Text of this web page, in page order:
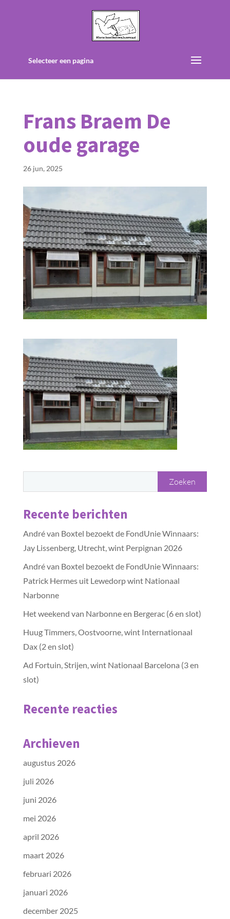
Selecteer een pagina
Frans Braem De
oude garage
26 jun, 2025
Recente berichten
André van Boxtel bezoekt de FondUnie Winnaars:
Jay Lissenberg, Utrecht, wint Perpignan 2026
André van Boxtel bezoekt de FondUnie Winnaars:
Patrick Hermes uit Lewedorp wint Nationaal
Narbonne
Het weekend van Narbonne en Bergerac (6 en slot)
Huug Timmers, Oostvoorne, wint Internationaal
Dax (2 en slot)
Ad Fortuin, Strijen, wint Nationaal Barcelona (3 en
slot)
Recente reacties
Archieven
augustus 2026
juli 2026
juni 2026
mei 2026
april 2026
maart 2026
februari 2026
januari 2026
december 2025